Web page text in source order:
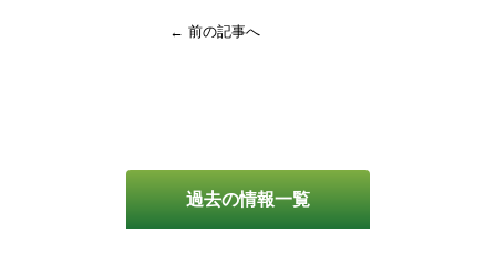
過去の情報一覧
← 前の記事へ